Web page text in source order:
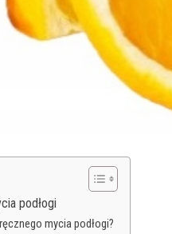
podłogi
mycia podłogi?